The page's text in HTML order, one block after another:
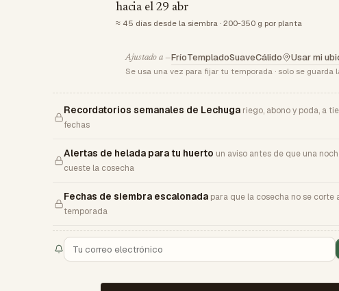
hacia el 29 abr
≈ 45 días desde la siembra · 200-350 g por planta
Ajustado a —FríoTempladoSuaveCálido Usar mi
Se usa una vez para fijar tu temporada · solo se guarda
Recordatorios semanales de Lechuga riego, abono y poda, a
fechas
Alertas de helada para tu huerto un aviso antes de que una
cueste la cosecha
Fechas de siembra escalonada para que la cosecha no se corte
temporada